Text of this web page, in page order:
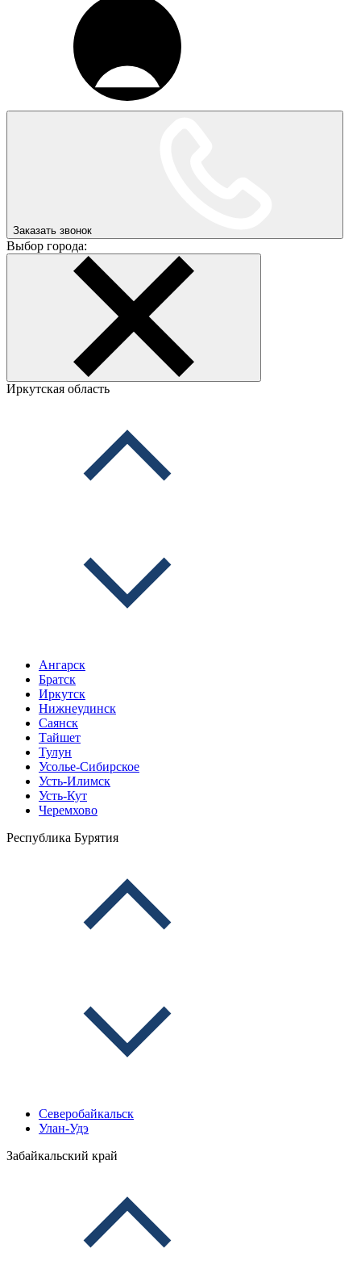
Заказать звонок
Выбор города:
Иркутская область
Ангарск
Братск
Иркутск
Нижнеудинск
Саянск
Тайшет
Тулун
Усолье-Сибирское
Усть-Илимск
Усть-Кут
Черемхово
Республика Бурятия
Северобайкальск
Улан-Удэ
Забайкальский край